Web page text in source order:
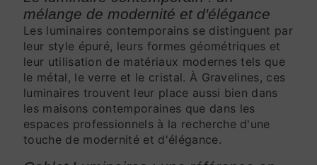
mélange de modernité et d'élégance
Les luminaires contemporains se distinguent par
leur style épuré, leurs formes géométriques et
leur utilisation de matériaux modernes tels que
le métal, le verre et le cristal. À Gravelines, ces
luminaires trouvent leur place aussi bien dans
les maisons contemporaines que dans les
espaces professionnels à la recherche d'une
touche de modernité et d'élégance.